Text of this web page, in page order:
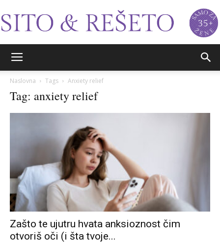
Naslovna Tags Anxiety relief
Tag: anxiety relief
Zašto te ujutru hvata anksioznost čim
otvoriš oči (i šta tvoje...